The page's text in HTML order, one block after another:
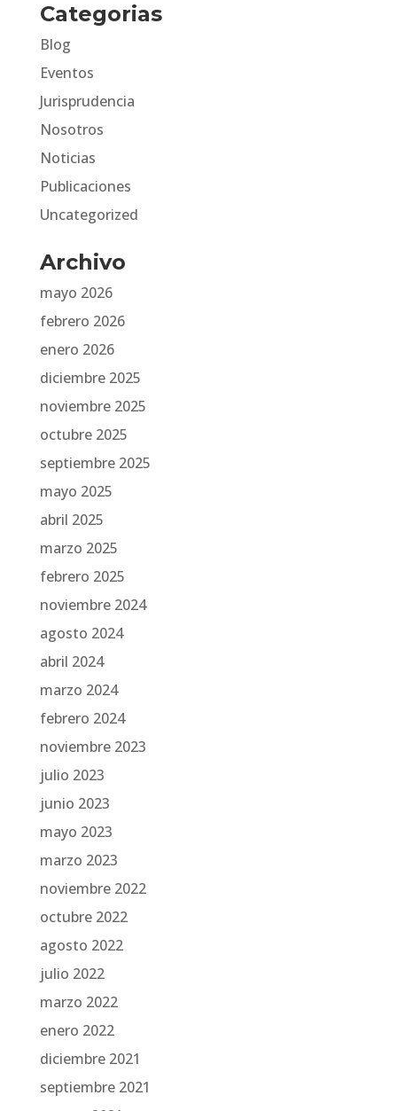
Categorias
Blog
Eventos
Jurisprudencia
Nosotros
Noticias
Publicaciones
Uncategorized
Archivo
mayo 2026
febrero 2026
enero 2026
diciembre 2025
noviembre 2025
octubre 2025
septiembre 2025
mayo 2025
abril 2025
marzo 2025
febrero 2025
noviembre 2024
agosto 2024
abril 2024
marzo 2024
febrero 2024
noviembre 2023
julio 2023
junio 2023
mayo 2023
marzo 2023
noviembre 2022
octubre 2022
agosto 2022
julio 2022
marzo 2022
enero 2022
diciembre 2021
septiembre 2021